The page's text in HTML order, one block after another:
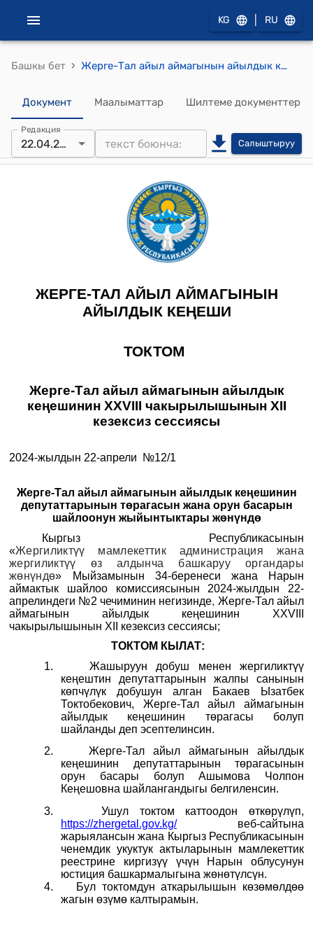
KG RU
Башкы бет › Жерге-Тал айыл аймагынын айылдык кеңешинин 2024-жылдын 22-апрелиндеги "Жерге-Тал айыл аймагынын айылдык кеңешинин депутаттарынын төрагасын жана орун басарын шайлоонун жыйынтыктары жөнүндө" №12/1 токтому
Документ Маалыматтар Шилтеме документтер
Редакция
22.04.2024 Салыштыруу